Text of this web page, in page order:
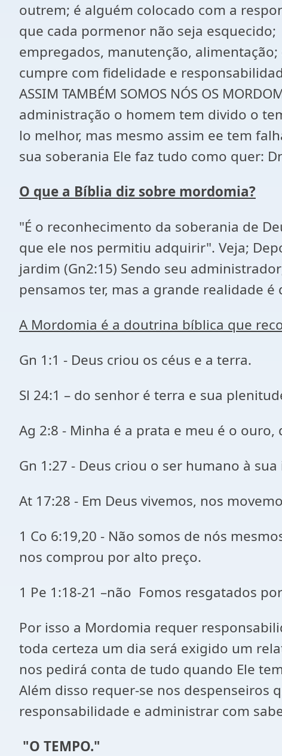
outrem; é alguém colocado com a
que cada pormenor não seja
empregados, manutenção,
cumpre com fidelidade e
ASSIM TAMBÉM SOMOS NÓS OS
administração o homem tem divido o
lo melhor, mas mesmo assim ee tem
sua soberania Ele faz tudo como quer:
O que a Bíblia diz sobre mordomia?
"É o reconhecimento da soberania de
que ele nos permitiu adquirir". Veja;
jardim (Gn2:15) Sendo seu
pensamos ter, mas a grande realidade é
A Mordomia é a doutrina bíblica que
Gn 1:1 - Deus criou os céus e a terra.
Sl 24:1 – do senhor é terra e sua
Ag 2:8 - Minha é a prata e meu é o ouro,
Gn 1:27 - Deus criou o ser humano à
At 17:28 - Em Deus vivemos, nos
1 Co 6:19,20 - Não somos de nós
nos comprou por alto preço.
1 Pe 1:18-21 –não Fomos resgatados
Por isso a Mordomia requer
toda certeza um dia será exigido um
nos pedirá conta de tudo quando Ele
Além disso requer-se nos despenseiros
responsabilidade e administrar com
"O TEMPO."